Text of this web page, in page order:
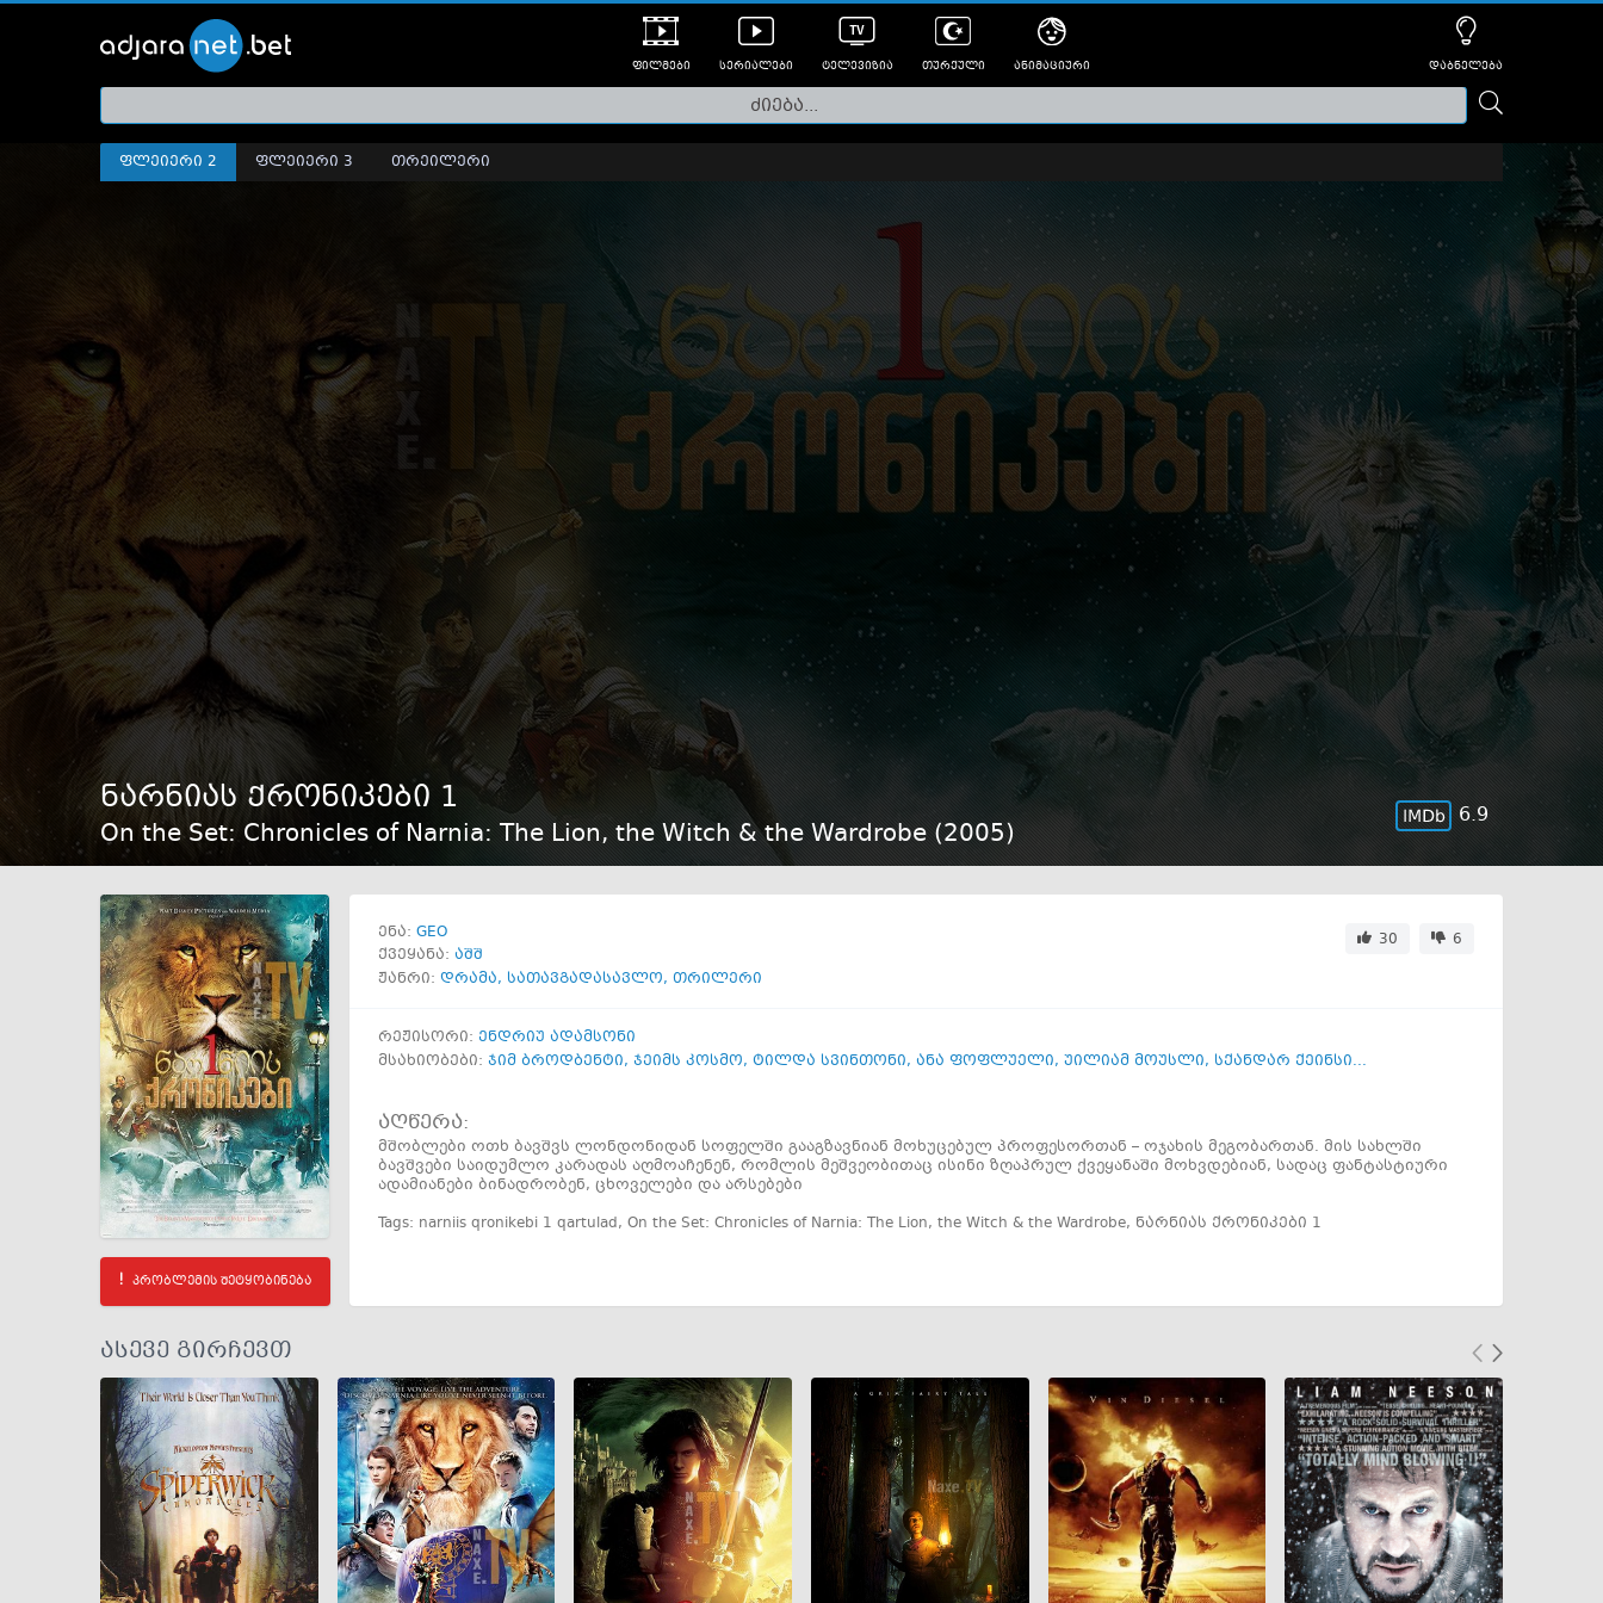
ფილმები
თრეილერები
სერიალები ტელევიზია თურქული ანიმაციური დაბნელება
ფლეიერი 2 ფლეიერი 3 თრეილერი
ნარნიას ქრონიკები 1
On the Set: Chronicles of Narnia: The Lion, the Witch & the Wardrobe (2005)
6.9
პრობლემის შეტყობინება
ენა: GEO
ქვეყანა: აშშ
30
6
ჟანრი: დრამა, სათავგადასავლო, თრილერი
რეჟისორი: ენდრიუ ადამსონი
მსახიობები: ჯიმ ბროდბენტი, ჯეიმს კოსმო, ტილდა სვინთონი, ანა ფოფლუელი, უილიამ მოუსლი, სქანდარ ქეინსი...
აღწერა:
მშობლები ოთხ ბავშვს ლონდონიდან სოფელში გააგზავნიან მოხუცებულ პროფესორთან – ოჯახის მეგობართან. მის სახლში
ბავშვები საიდუმლო კარადას აღმოაჩენენ, რომლის მეშვეობითაც ისინი ზღაპრულ ქვეყანაში მოხვდებიან, სადაც ფანტასტიური
ადამიანები ბინადრობენ, ცხოველები და არსებები
Tags: narniis qronikebi 1 qartulad, On the Set: Chronicles of Narnia: The Lion, the Witch & the Wardrobe, ნარნიას ქრონიკები 1
ასევე გირჩევთ